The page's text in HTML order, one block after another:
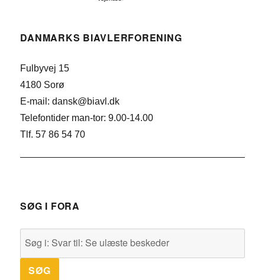
DANMARKS BIAVLERFORENING
Fulbyvej 15
4180 Sorø
E-mail: dansk@biavl.dk
Telefontider man-tor: 9.00-14.00
Tlf. 57 86 54 70
SØG I FORA